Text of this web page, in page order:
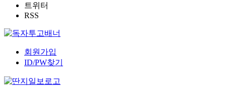
트위터
RSS
회원가입
ID/PW찾기